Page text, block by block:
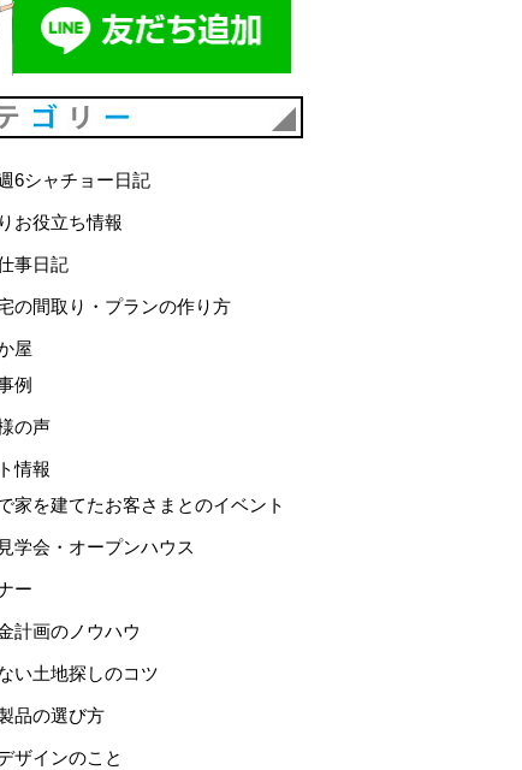
6シャチョー日記
お役立ち情報
事日記
の間取り・プランの作り方
屋
例
の声
情報
家を建てたお客さまとのイベント
学会・オープンハウス
ー
計画のノウハウ
い土地探しのコツ
品の選び方
ザインのこと